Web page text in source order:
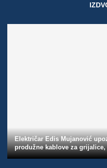
Električar Edis Mujanović
produžne kablove za